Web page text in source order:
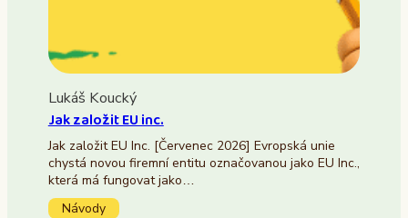
Lukáš Koucký
Jak založit EU inc.
Jak založit EU Inc. [Červenec 2026] Evropská unie
chystá novou firemní entitu označovanou jako EU Inc.,
která má fungovat jako…
Návody